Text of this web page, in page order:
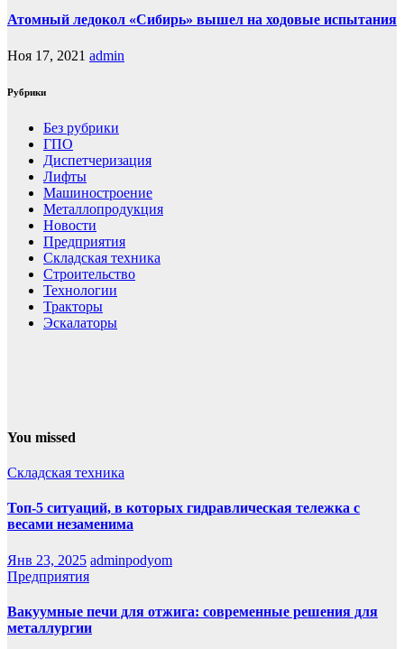
Атомный ледокол «Сибирь» вышел на ходовые испытания
Ноя 17, 2021 admin
Рубрики
Без рубрики
ГПО
Диспетчеризация
Лифты
Машиностроение
Металлопродукция
Новости
Предприятия
Складская техника
Строительство
Технологии
Тракторы
Эскалаторы
You missed
Складская техника
Топ-5 ситуаций, в которых гидравлическая тележка с
весами незаменима
Янв 23, 2025 adminpodyom
Предприятия
Вакуумные печи для отжига: современные решения для
металлургии